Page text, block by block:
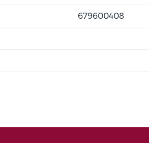
679600408